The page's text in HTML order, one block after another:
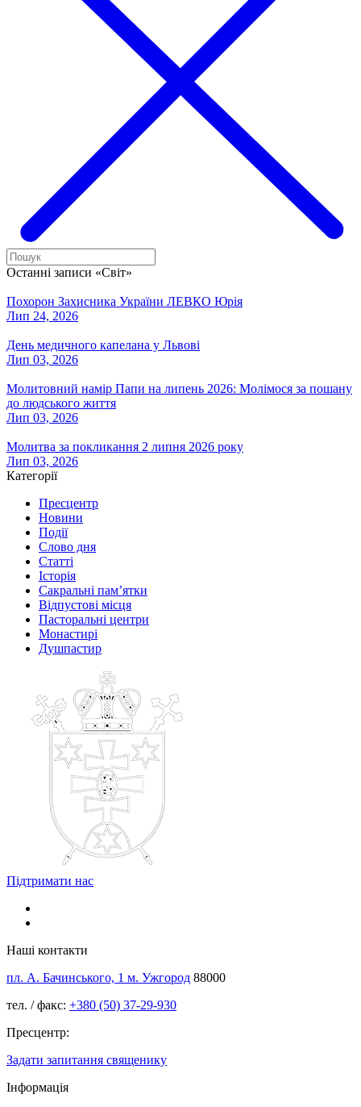
Останні записи «Світ»
Похорон Захисника України ЛЕВКО Юрія
Лип 24, 2026
День медичного капелана у Львові
Лип 03, 2026
Молитовний намір Папи на липень 2026: Молімося за пошану
до людського життя
Лип 03, 2026
Молитва за покликання 2 липня 2026 року
Лип 03, 2026
Категорії
Пресцентр
Новини
Події
Слово дня
Статті
Історія
Сакральні пам’ятки
Відпустові місця
Пасторальні центри
Монастирі
Душпастир
Підтримати нас
Наші контакти
пл. А. Бачинського, 1 м. Ужгород 88000
тел. / факс: +380 (50) 37-29-930
Пресцентр:
Задати запитання священику
Інформація